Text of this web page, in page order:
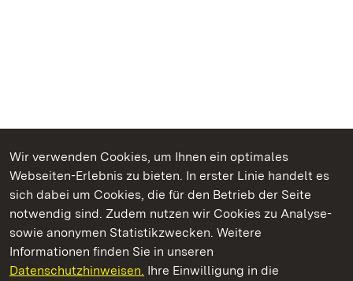
Wir verwenden Cookies, um Ihnen ein optimales
Webseiten-Erlebnis zu bieten. In erster Linie handelt es
sich dabei um Cookies, die für den Betrieb der Seite
notwendig sind. Zudem nutzen wir Cookies zu Analyse-
sowie anonymen Statistikzwecken. Weitere
Informationen finden Sie in unseren
Datenschutzhinweisen. Ihre Einwilligung in die
Kommen. Staunen. Genießen.
Schloss Solitude